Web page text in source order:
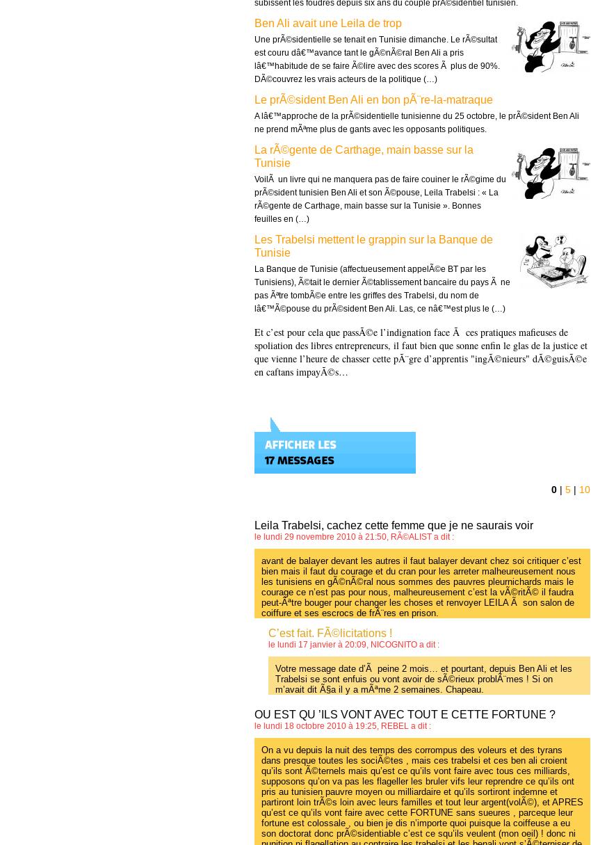
subissent les foudres depuis six ans du couple prÃ©sidentiel tunisien.
Ben Ali avait une Leila de trop
Une prÃ©sidentielle se tenait en Tunisie dimanche. Le rÃ©sultat
est couru dâ€™avance tant le gÃ©nÃ©ral Ben Ali a pris
lâ€™habitude de se faire Ã©lire avec des scores Ã plus de 90%.
DÃ©couvrez les vrais acteurs de la politique (…)
Le prÃ©sident Ben Ali en bon pÃ¨re-la-matraque
A lâ€™approche de la prÃ©sidentielle tunisienne du 25 octobre, le prÃ©sident Ben Ali
ne prend mÃªme plus de gants avec les opposants politiques.
La rÃ©gente de Carthage, main basse sur la
Tunisie
VoilÃ un livre qui ne manquera pas de faire couiner le rÃ©gime du
prÃ©sident tunisien Ben Ali et son Ã©pouse, Leila Trabelsi : « La
rÃ©gente de Carthage, main basse sur la Tunisie ». Bonnes
feuilles en (…)
Les Trabelsi mettent le grappin sur la Banque de
Tunisie
La Banque de Tunisie (affectueusement appelÃ©e BT par les
Tunisiens), Ã©tait le dernier Ã©tablissement bancaire du pays Ã ne
pas Ãªtre tombÃ©e entre les griffes des Trabelsi, du nom de
lâ€™Ã©pouse du prÃ©sident Ben Ali. Las, ce nâ€™est plus le (…)
Et c’est pour cela que passÃ©e l’indignation face Ã ces pratiques mafieuses de
spoliation des libres entrepreneurs, il faut bien que sonne enfin le glas de la justice et
que vienne l’heure de chasser cette pÃ¨gre d’apprentis "ingÃ©nieurs" dÃ©guisÃ©e
en caftans impayÃ©s…
0 | 5 | 10
Leila Trabelsi, cachez cette femme que je ne saurais voir
le lundi 29 novembre 2010 à 21:50, RÃ©ALIST a dit :
avant de balayer devant les autres il faut balayer devant chez soi critiquer c’est
bien mais il faut du courage et du cran pour les arreter malheureusement nous
les tunisiens en gÃ©nÃ©ral nous sommes des pauvres pleurnichards mais le
courage ce n’est pas pour nous, malheureusement c’est la vÃ©ritÃ© il faudra
peut-Ãªtre bouger pour changer les choses et renvoyer LEILA Ã son salon de
coiffure et ses escrocs de frÃ¨res en prison.
C’est fait. FÃ©licitations !
le lundi 17 janvier à 20:09, NICOGNITO a dit :
Votre message date d’Ã peine 2 mois… et pourtant, depuis Ben Ali et les
Trabelsi se sont enfuis ou vont avoir de sÃ©rieux problÃ¨mes ! Si on
m’avait dit Ã§a il y a mÃªme 2 semaines. Chapeau.
OU EST QU ’ILS VONT AVEC TOUT E CETTE FORTUNE ?
le lundi 18 octobre 2010 à 19:25, REBEL a dit :
On a vu depuis la nuit des temps des corrompus des voleurs et des tyrans
dans presque toutes les sociÃ©tes , mais ces trabelsi et ces ben ali croient
qu’ils sont Ã©ternels mais qu’est ce qu’ils vont faire avec tous ces milliards,
supposons qu’on va pas les flageller les bruler vifs leur reprendre ce qu’ils ont
pris au tunisien pauvre moyen ou milliardaire et qu’ils sortiront indemne et
partiront loin trÃ©s loin avec leurs familles et tout leur argent(volÃ©), et APRES
qu’est ce qu’ils vont faire avec cette FORTUNE sans sueures , parceque leur
fortune est colossale , ou bien je dis n’importe quoi puisque la coiffeuse a eu
son doctorat donc prÃ©sidentiable c’est ce squ’ils veulent (mon oeil) ! donc ni